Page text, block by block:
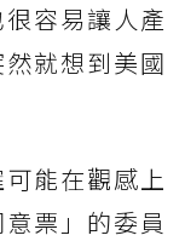
容易讓人產
就想到美國
能在觀感上
票」的委員